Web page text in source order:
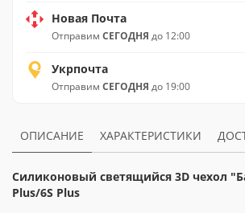
Новая Почта
Отправим СЕГОДНЯ до 12:00
Укрпочта
Отправим СЕГОДНЯ до 19:00
ОПИСАНИЕ ХАРАКТЕРИСТИКИ
Силиконовый светящийся 3D чехол
Plus/6S Plus